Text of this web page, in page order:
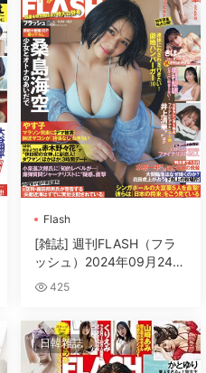
Flash
[雑誌] 週刊FLASH（フラ
ッシュ）2024年09月24日
号425
日韓雜誌